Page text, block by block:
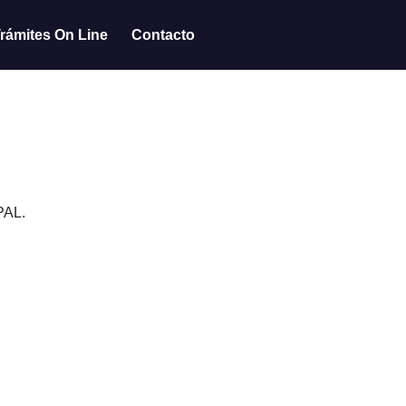
On Line Contacto